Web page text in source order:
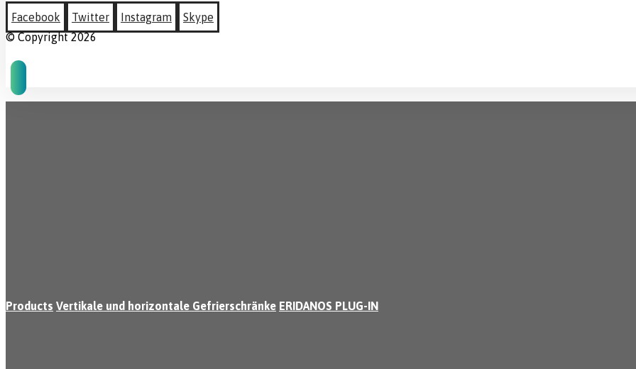
Facebook
Twitter Instagram
Skype
© Copyright 2026
Products Vertikale und horizontale Gefrierschränke ERIDANOS PLUG-IN